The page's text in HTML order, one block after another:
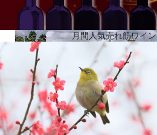
月間人気売れ筋ワイ